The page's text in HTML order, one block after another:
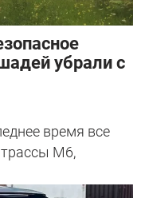
убрали с
время все
М6,